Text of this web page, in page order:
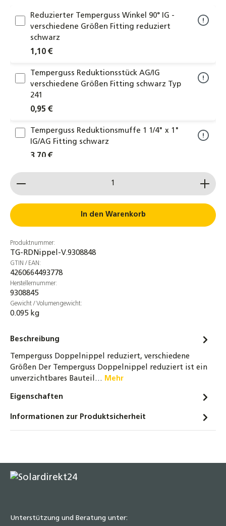
Reduzierter Temperguss Winkel 90° IG -
verschiedene Größen Fitting reduziert
schwarz
1,10 €
Temperguss Reduktionsstück AG/IG
verschiedene Größen Fitting schwarz Typ
241
0,95 €
Temperguss Reduktionsmuffe 1 1/4" x 1"
IG/AG Fitting schwarz
3,70 €
2,00 €
2,20 €
Temperguss Kreuzstück IG 3/8" bis 1"
Fitting schwarz 90° Typ 180
4,45 €
Temperguss Reduktionsmuffe IG
240
1,20 €
Temperguss T-Stück 90° IG 3/8" bis 2"
0,85 €
Stopfen 3/8" bis 1 1/2" Tempergussfitting
schwarz Typ 290 DN10 bis DN40
Produkt Anzahl: Gib den gewünschten Wert ein
In den Warenkorb
Produktnummer:
TG-RDNippel-V.9308848
GTIN / EAN:
4260664493778
Herstellernummer:
9308845
Gewicht / Volumengewicht:
0.095 kg
Beschreibung
Temperguss Doppelnippel reduziert, verschiedene
Größen Der Temperguss Doppelnippel reduziert ist ein
unverzichtbares Bauteil… Mehr
Eigenschaften
Informationen zur Produktsicherheit
Unterstützung und Beratung unter: